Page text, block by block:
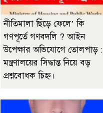
নীতিমালা ছিঁড়ে ফেলে’ কি
গণপূর্তে গণবদলি ? আইন
উপেক্ষার অভিযোগে তোলপাড় :
মন্ত্রণালয়ের সিদ্ধান্ত নিয়ে বড়
প্রশ্নবোধক চিহ্ন।